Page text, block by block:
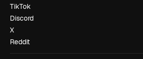
TikTok
Discord
X
Reddit